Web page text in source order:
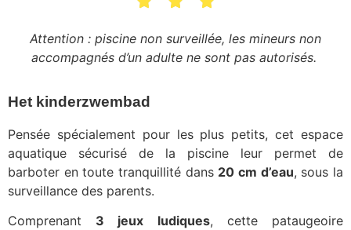
Attention : piscine non surveillée, les mineurs non
accompagnés d’un adulte ne sont pas autorisés.
Het kinderzwembad
Pensée spécialement pour les plus petits, cet espace
aquatique sécurisé de la piscine leur permet de
barboter en toute tranquillité dans 20 cm d’eau, sous la
surveillance des parents.
Comprenant 3 jeux ludiques, cette pataugeoire